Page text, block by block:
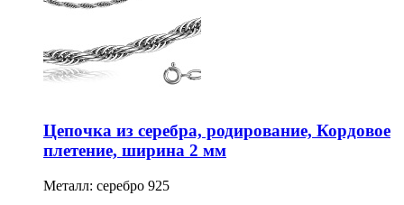
Цепочка из серебра, родирование, Кордовое
плетение, ширина 2 мм
Металл: серебро 925